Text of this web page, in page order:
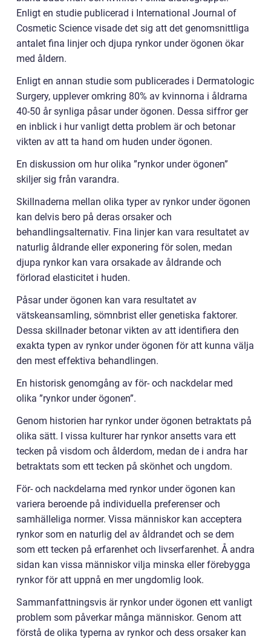
Enligt en studie publicerad i International Journal of
Cosmetic Science visade det sig att det genomsnittliga
antalet fina linjer och djupa rynkor under ögonen ökar
med åldern.
Enligt en annan studie som publicerades i Dermatologic
Surgery, upplever omkring 80% av kvinnorna i åldrarna
40-50 år synliga påsar under ögonen. Dessa siffror ger
en inblick i hur vanligt detta problem är och betonar
vikten av att ta hand om huden under ögonen.
En diskussion om hur olika ”rynkor under ögonen”
skiljer sig från varandra.
Skillnaderna mellan olika typer av rynkor under ögonen
kan delvis bero på deras orsaker och
behandlingsalternativ. Fina linjer kan vara resultatet av
naturlig åldrande eller exponering för solen, medan
djupa rynkor kan vara orsakade av åldrande och
förlorad elasticitet i huden.
Påsar under ögonen kan vara resultatet av
vätskeansamling, sömnbrist eller genetiska faktorer.
Dessa skillnader betonar vikten av att identifiera den
exakta typen av rynkor under ögonen för att kunna välja
den mest effektiva behandlingen.
En historisk genomgång av för- och nackdelar med
olika ”rynkor under ögonen”.
Genom historien har rynkor under ögonen betraktats på
olika sätt. I vissa kulturer har rynkor ansetts vara ett
tecken på visdom och ålderdom, medan de i andra har
betraktats som ett tecken på skönhet och ungdom.
För- och nackdelarna med rynkor under ögonen kan
variera beroende på individuella preferenser och
samhälleliga normer. Vissa människor kan acceptera
rynkor som en naturlig del av åldrandet och se dem
som ett tecken på erfarenhet och livserfarenhet. Å andra
sidan kan vissa människor vilja minska eller förebygga
rynkor för att uppnå en mer ungdomlig look.
Sammanfattningsvis är rynkor under ögonen ett vanligt
problem som påverkar många människor. Genom att
förstå de olika typerna av rynkor och dess orsaker kan